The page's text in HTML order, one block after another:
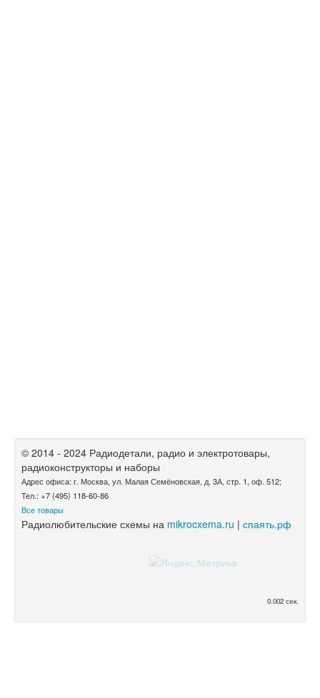
© 2014 - 2024 Радиодетали, радио и электротовары,
радиоконструкторы и наборы
Адрес офиса: г. Москва, ул. Малая Семёновская, д. 3А, стр. 1, оф. 512;
Тел.: +7 (495) 118-60-86
Все товары
Радиолюбительские схемы на mikrocxema.ru | спаять.рф
0.002 сек.